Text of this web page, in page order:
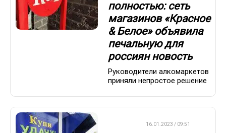
полностью: сеть
магазинов «Красное
& Белое» объявила
печальную для
россиян новость
Руководители алкомаркетов
приняли непростое решение
16.01.2023 / 09:51